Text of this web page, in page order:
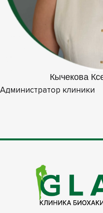
Кычекова
Администратор клиники